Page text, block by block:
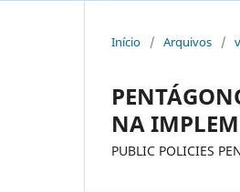
Início / Arquivos /
NA
PUBLIC POLICIES